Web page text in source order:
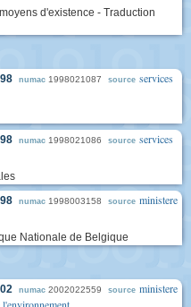
d'existence - Traduction
numac 1998021087 source services
numac 1998021086 source services
numac 1998003158 source ministere
Nationale de Belgique
numac 2002022559 source ministere